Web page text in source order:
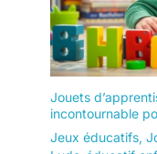
Jouets
incontournable
Jeux éducatifs,